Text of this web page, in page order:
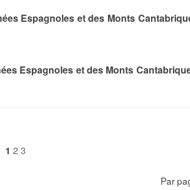
Espagnoles et des Monts
Espagnoles et des Monts
1 2 3
Par